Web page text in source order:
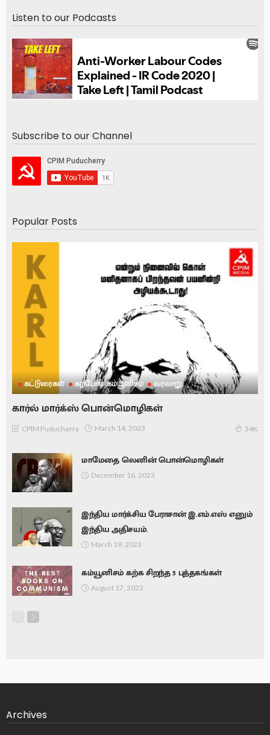
Listen to our Podcasts
Subscribe to our Channel
Popular Posts
கட்டுரைகள் கற்போம் கம்யூனிசம் வரலாறு
கார்ல் மார்க்ஸ் பொன்மொழிகள்
CPIM Puducherry March 14, 2023 34K
மாமேதை லெனின் பொன்மொழிகள்
December 16, 2023
இந்திய மார்க்சிய பேராசான் இ.எம்.எஸ் எனும்
இந்திய அதிசயம்.
March 19, 2023
கம்யூனிசம் கற்க சிறந்த 5 புத்தகங்கள்
August 17, 2022
Archives